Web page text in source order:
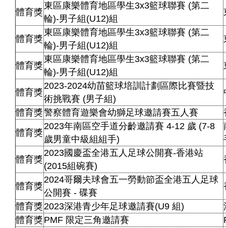
體育獎
東區康樂體育地區學生3x3籃球聯賽 (第二
輪)-男子組(U12)組
體育獎
東區康樂體育地區學生3x3籃球聯賽 (第二
輪)-男子組(U12)組
體育獎
東區康樂體育地區學生3x3籃球聯賽 (第二
輪)-男子組(U12)組
體育獎
2023-2024幼苗籃球培訓計劃區際比賽暨技
術挑戰賽 (男子組)
體育獎警察體育遊樂會幼獅足球邀請賽五人賽
體育獎
2023年南區空手道分齡邀請賽 4-12 歲 (7-8
歲男童中級組組手)
體育獎
2023國慶盃全港五人足球公開賽-香港站
(2015組碗賽)
體育獎
2024哥爾夫球會五一勞動節盃全港五人足球
公開賽 - 碟賽
體育獎2023深港青少年足球邀請賽(U9 組)
體育獎 PMF 限定三角邀請賽